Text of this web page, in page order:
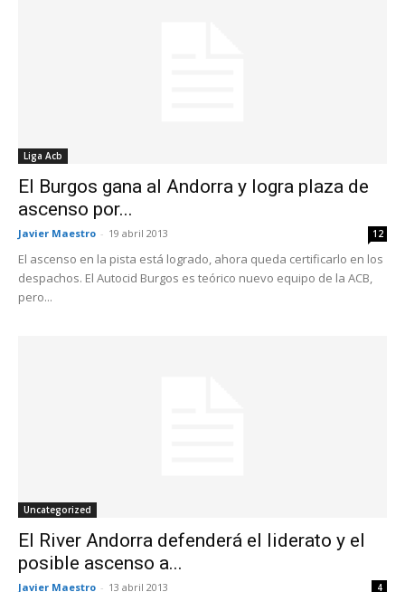
Liga Acb
El Burgos gana al Andorra y logra plaza de
ascenso por...
Javier Maestro - 19 abril 2013 12
El ascenso en la pista está logrado, ahora queda certificarlo en los
despachos. El Autocid Burgos es teórico nuevo equipo de la ACB,
pero...
Uncategorized
El River Andorra defenderá el liderato y el
posible ascenso a...
Javier Maestro - 13 abril 2013 4